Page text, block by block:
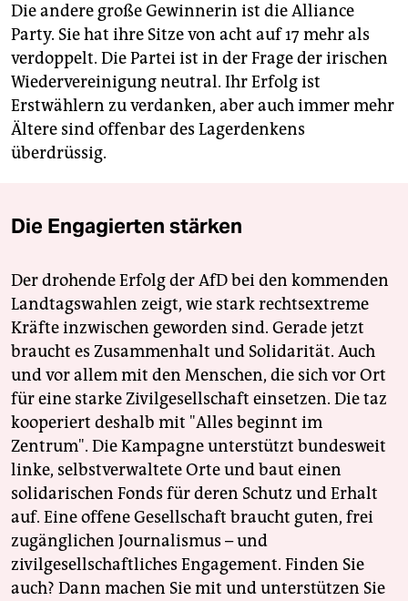
Die andere große Gewinnerin ist die Alliance
Party. Sie hat ihre Sitze von acht auf 17 mehr als
verdoppelt. Die Partei ist in der Frage der irischen
Wiedervereinigung neutral. Ihr Erfolg ist
Erstwählern zu verdanken, aber auch immer mehr
Ältere sind offenbar des Lagerdenkens
überdrüssig.
Die Engagierten stärken
Der drohende Erfolg der AfD bei den kommenden
Landtagswahlen zeigt, wie stark rechtsextreme
Kräfte inzwischen geworden sind. Gerade jetzt
braucht es Zusammenhalt und Solidarität. Auch
und vor allem mit den Menschen, die sich vor Ort
für eine starke Zivilgesellschaft einsetzen. Die taz
kooperiert deshalb mit "Alles beginnt im
Zentrum". Die Kampagne unterstützt bundesweit
linke, selbstverwaltete Orte und baut einen
solidarischen Fonds für deren Schutz und Erhalt
auf. Eine offene Gesellschaft braucht guten, frei
zugänglichen Journalismus – und
zivilgesellschaftliches Engagement. Finden Sie
auch? Dann machen Sie mit und unterstützen Sie